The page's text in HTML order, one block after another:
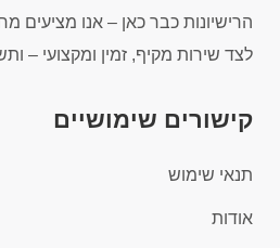
הרישיונות כבר כאן – אנו מציעים
לצד שירות מקיף, זמין ומקצועי –
קישורים שימושיים
תנאי שימוש
אודות